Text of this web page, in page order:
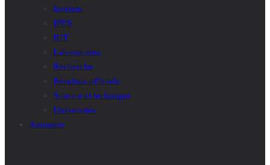
Instituts
IPES
IUT
Laboratoires
Recherche
Résultats officiels
Science et technique
Universités
Annuaire